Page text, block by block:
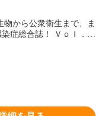
物から公衆衛生まで、ま
症総合誌！ Ｖｏｌ．７
郎